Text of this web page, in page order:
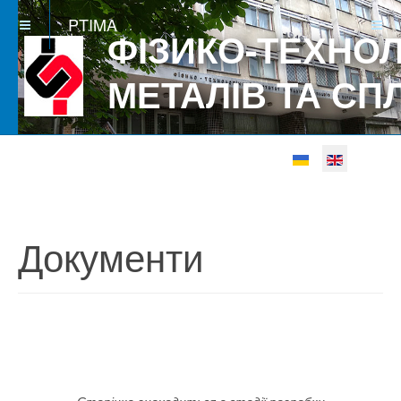
ФІЗИКО-
МЕТАЛІВ ТА
PTIMA
Select your
Документи